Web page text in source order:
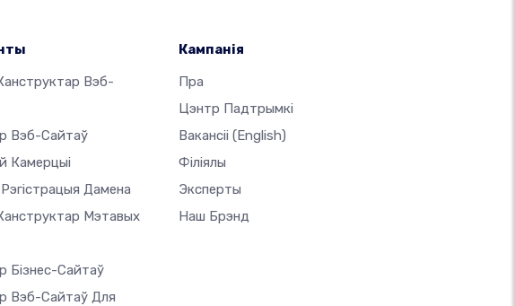
Вэб-
Вэб-Сайтаў
Камерцыі
Дамена
Мэтавых
Бізнес-Сайтаў
Вэб-Сайтаў Для
Кампанія
Пра
Цэнтр Падтрымкі
Вакансіі (English)
Філіялы
Эксперты
Наш Брэнд